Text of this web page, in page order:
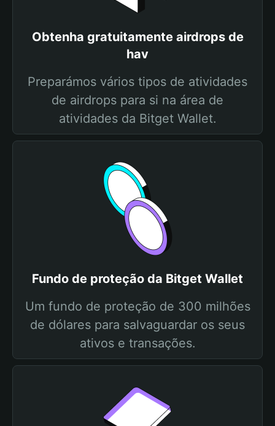
Obtenha gratuitamente airdrops de
hav
Preparámos vários tipos de atividades
de airdrops para si na área de
atividades da Bitget Wallet.
Fundo de proteção da Bitget Wallet
Um fundo de proteção de 300 milhões
de dólares para salvaguardar os seus
ativos e transações.